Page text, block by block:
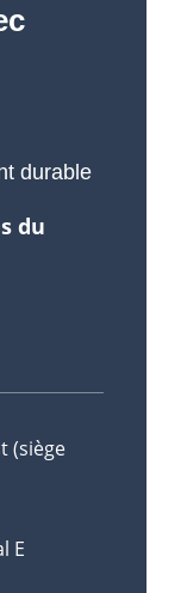
durable
du
(siège
E